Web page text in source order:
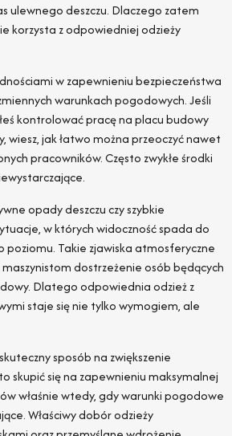
ulewnego deszczu. Dlaczego zatem
korzysta z odpowiedniej odzieży
w zapewnieniu bezpieczeństwa
warunkach pogodowych. Jeśli
kontrolować pracę na placu budowy
wiesz, jak łatwo można przeoczyć nawet
pracowników. Często zwykłe środki
opady deszczu czy szybkie
w których widoczność spada do
poziomu. Takie zjawiska atmosferyczne
dostrzeżenie osób będących
Dlatego odpowiednia odzież z
staje się nie tylko wymogiem, ale
sposób na zwiększenie
skupić się na zapewnieniu maksymalnej
właśnie wtedy, gdy warunki pogodowe
Właściwy dobór odzieży